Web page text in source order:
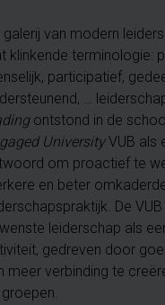
galerij van modern
klinkende terminologie:
participatief,
…
ontstond in de
UniversityVUB als
om proactief te
en beter
De
leiderschap als
gedreven door
meer verbinding te